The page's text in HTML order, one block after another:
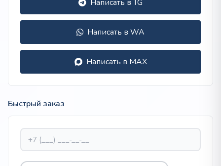
Написать в TG
Написать в WA
Написать в MAX
Быстрый заказ